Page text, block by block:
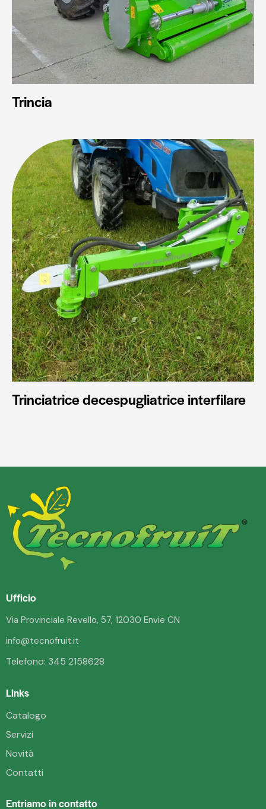
Trincia
Trinciatrice decespugliatrice interfilare
Ufficio
Via Provinciale Revello, 57, 12030 Envie CN
info@tecnofruit.it
Telefono: 345 2158628
Links
Catalogo
Servizi
Novità
Contatti
Entriamo in contatto